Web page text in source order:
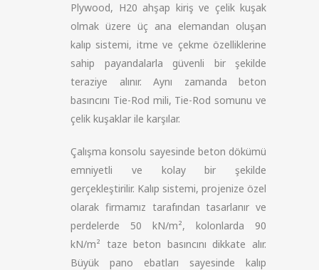
Plywood, H20 ahşap kiriş ve çelik kuşak
olmak üzere üç ana elemandan oluşan
kalıp sistemi, itme ve çekme özelliklerine
sahip payandalarla güvenli bir şekilde
teraziye alınır. Aynı zamanda beton
basıncını Tie-Rod mili, Tie-Rod somunu ve
çelik kuşaklar ile karşılar.
Çalışma konsolu sayesinde beton dökümü
emniyetli ve kolay bir şekilde
gerçekleştirilir. Kalıp sistemi, projenize özel
olarak firmamız tarafından tasarlanır ve
perdelerde 50 kN/m², kolonlarda 90
kN/m² taze beton basıncını dikkate alır.
Büyük pano ebatları sayesinde kalıp